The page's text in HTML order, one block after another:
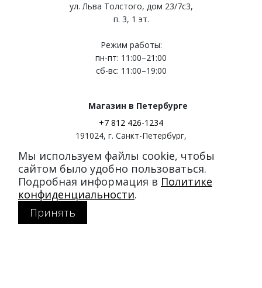
ул. Льва Толстого, дом 23/7c3,
п. 3, 1 эт.
Режим работы:
пн-пт: 11:00–21:00
сб-вс: 11:00–19:00
Магазин в Петербурге
+7 812 426-1234
191024, г. Санкт-Петербург,
ул. Миргородская, д. 20
вход с ул. Кременчугская
Режим работы:
пн-пт: 11:00–21:00
Мы используем файлы cookie, чтобы
сайтом было удобно пользоваться.
Подробная информация в Политике
конфиденциальности.
Принять